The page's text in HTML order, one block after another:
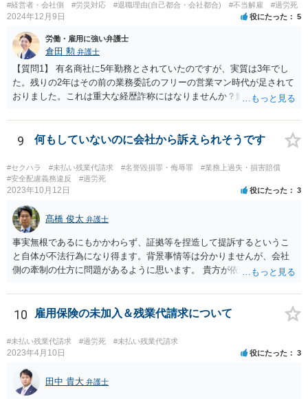
ることには、一定の合理性があるといえます。
#経営者・会社側 #労災対応 #退職理由(自己都合・会社都合) #不当解雇 #過労死
2024年12月9日 役にたった 5
労働・雇用に強い弁護士
倉田 勲 弁護士
【質問1】 有名商社に5年勤務とされていたのですが、実質は3年でし
た。残りの2年はその前の業務委託のフリーの営業マン時代が足されて
おりました。これは重大な経歴詐称にはなりませんか？解雇は無理で
すが、数年程度しか違いがないため、それのみをもって解雇を相当と
するほどの重大な経歴詐称と評価される可能性は低いとは思われま
金を積んだ退職勧奨を含めて顧問弁護士とよくご相談ください。
9 何もしていないのに会社から訴えられそうです
#セクハラ #未払い残業代請求 #名誉毀損罪・侮辱罪
#業務上過失・損害賠償
#安全配慮義務違反
#過労死
2023年10月12日 役にたった 3
髙橋 俊太 弁護士
事実無根であるにもかかわらず、証拠等を捏造して提訴するというこ
と自体が不法行為になり得ます。背景事情等は分かりませんが、会社
側の牽制の仕方に問題があるように思います。 貴方が依頼している弁
ち合わせをなさるのがよいでしょう。
10 雇用保険の未加入＆残業代請求について
#未払い残業代請求 #過労死 #未払い残業代請求
2023年4月10日 役にたった 3
田中 貴大 弁護士